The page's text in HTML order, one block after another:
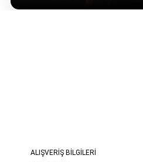
ALIŞVERİŞ BİLGİLERİ